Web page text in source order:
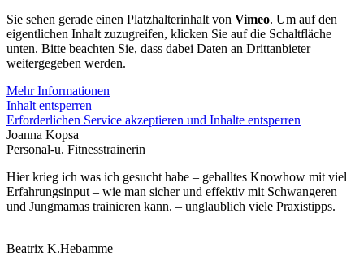
Sie sehen gerade einen Platzhalterinhalt von Vimeo. Um auf den
eigentlichen Inhalt zuzugreifen, klicken Sie auf die Schaltfläche
unten. Bitte beachten Sie, dass dabei Daten an Drittanbieter
weitergegeben werden.
Mehr Informationen
Inhalt entsperren
Erforderlichen Service akzeptieren und Inhalte entsperren
Joanna Kopsa
Personal-u. Fitnesstrainerin
Hier krieg ich was ich gesucht habe – geballtes Knowhow mit viel
Erfahrungsinput – wie man sicher und effektiv mit Schwangeren
und Jungmamas trainieren kann. – unglaublich viele Praxistipps.
Beatrix K.Hebamme